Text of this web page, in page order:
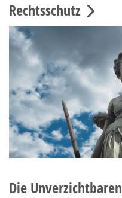
Rechtsschutz
Die Unverzichtbaren